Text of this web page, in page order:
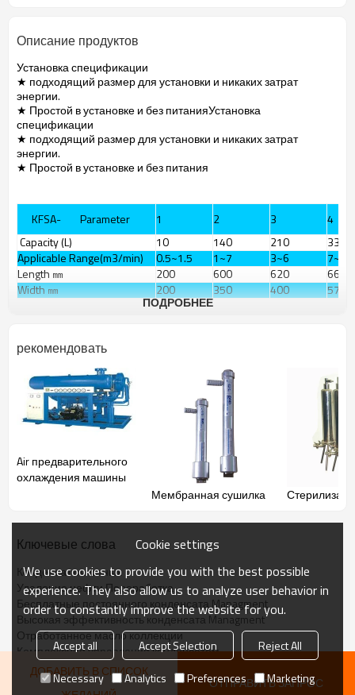
Описание продуктов
Установка спецификации
★ подходящий размер для установки и никаких затрат
энергии.
★ Простой в установке и без питанияУстановка
спецификации
★ подходящий размер для установки и никаких затрат
энергии.
★ Простой в установке и без питания
KFSA- Parameter 1 2 3
4
Capacity (L)
10 140 210
330
Applicable Range(m3/min)
0.5~1.5 1~7 3~6
7~33
Length ㎜
200 600 620
665
Width ㎜
200 350 400
570
520
1конденсататипа
соответствии своздушным компрессором
2 электрическийнагреватель может быть настроен
зависимости от места
использования и
окружающей среды.
ПОДРОБНЕЕ
рекомендовать
Air предварительного
охлаждения машины
Мембранная сушилка
Ключевые слова
Конденсат очистных
Удаление нефти Переработка
Бесплатные постоянного конденсата Managment
Высокая эффективность конденсата Managment
Отработанное масло коллекции
Комплексная управления конденсатом
ДОБАВИТЬ В СПИСОК
ОТПРАВИТЬ ЗАПРОС
Cookie settings
We use cookies to provide you with the best possible
experience. They also allow us to analyze user behavior in
order to constantly improve the website for you.
Accept all Accept Selection
Reject All
Necessary
Analytics Preferences Marketing